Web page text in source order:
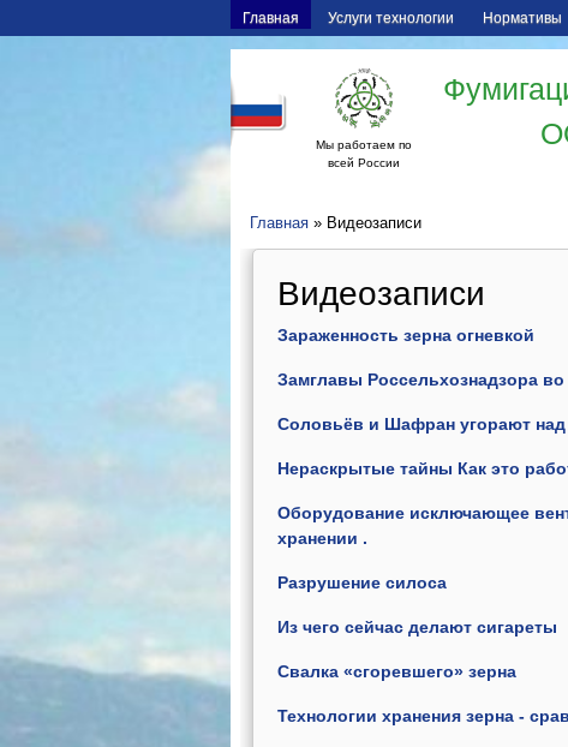
Главная Услуги технологии Нормативы
Мы работаем по
всей России
Главная » Видеозаписи
Видеозаписи
Зараженность зерна огневкой
Замглавы Россельхознадзора
Соловьёв и Шафран угорают над
Нераскрытые тайны Как это
Оборудование исключающее
хранении .
Разрушение силоса
Из чего сейчас делают сигареты
Свалка «сгоревшего» зерна
Технологии хранения зерна -